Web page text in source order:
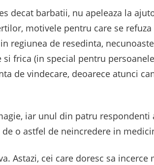
decat barbatii, nu apeleaza la
motivele pentru care se
de resedinta,
frica (in special pentru
de vindecare, deoarece atunci
iar unul din patru
o astfel de neincredere in
Astazi, cei care doresc sa